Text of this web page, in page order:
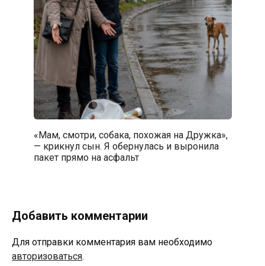
«Мам, смотри, собака, похожая на Дружка»,
— крикнул сын. Я обернулась и выронила
пакет прямо на асфальт
Добавить комментарии
Для отправки комментария вам необходимо
авторизоваться.